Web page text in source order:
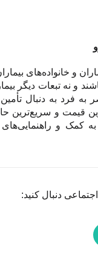
و خانواده‌های
و نه تبعات دیگر
به فرد به دنبال
قیمت و سریع‌ترین
کمک و
دنبال کنید: